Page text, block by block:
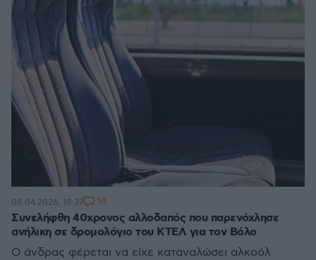
Συνελήφθη 40χρονος αλλοδαπός που παρενόχλησε
ανήλικη σε δρομολόγιο του ΚΤΕΛ για τον Βόλο
Ο άνδρας φέρεται να είχε καταναλώσει αλκοόλ
08.04.2026, 18:37 10